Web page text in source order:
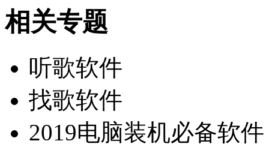
相关专题
听歌软件
找歌软件
2019电脑装机必备软件